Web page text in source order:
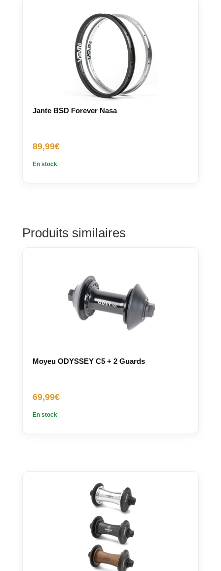
Jante BSD Forever Nasa
89,99€
En stock
Produits similaires
Moyeu ODYSSEY C5 + 2 Guards
69,99€
En stock